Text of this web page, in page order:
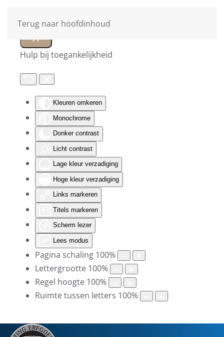
Hulp bij toegankelijkheid
Kleuren omkeren
Monochrome
Donker contrast
Licht contrast
Lage kleur verzadiging
Hoge kleur verzadiging
Links markeren
Titels markeren
Scherm lezer
Lees modus
Pagina schaling 100%
Lettergrootte 100%
Regel hoogte 100%
Ruimte tussen letters 100%
Terug naar hoofdinhoud